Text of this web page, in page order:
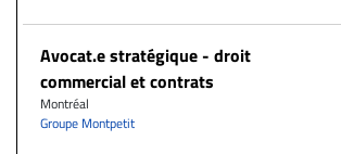
Avocat.e stratégique - droit
commercial et contrats
Montréal
Groupe Montpetit